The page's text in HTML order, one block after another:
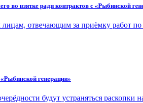
во взятке ради контрактов с «Рыбинской
отвечающим за приёмку работ
генерации»
будут устраняться